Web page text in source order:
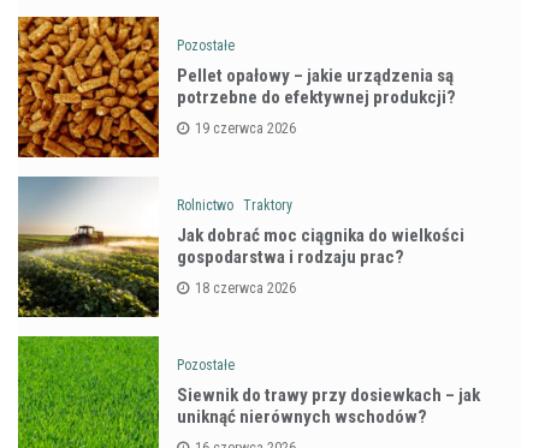
Pozostałe
Pellet opałowy – jakie urządzenia są
potrzebne do efektywnej produkcji?
19 czerwca 2026
Rolnictwo Traktory
Jak dobrać moc ciągnika do wielkości
gospodarstwa i rodzaju prac?
18 czerwca 2026
Pozostałe
Siewnik do trawy przy dosiewkach – jak
uniknąć nierównych wschodów?